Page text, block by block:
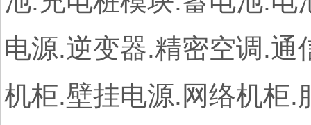
电源.逆变器.精密空调.
机柜.壁挂电源.网络机柜.